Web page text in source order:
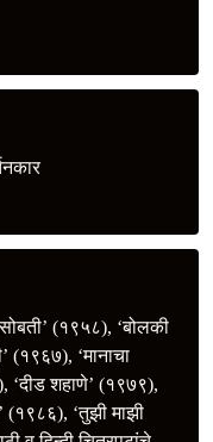
(१९५८), ‘बोलकी
(१९६७), ‘मानाचा
‘दीड शहाणे’ (१९७९),
(१९८६), ‘तुझी माझी